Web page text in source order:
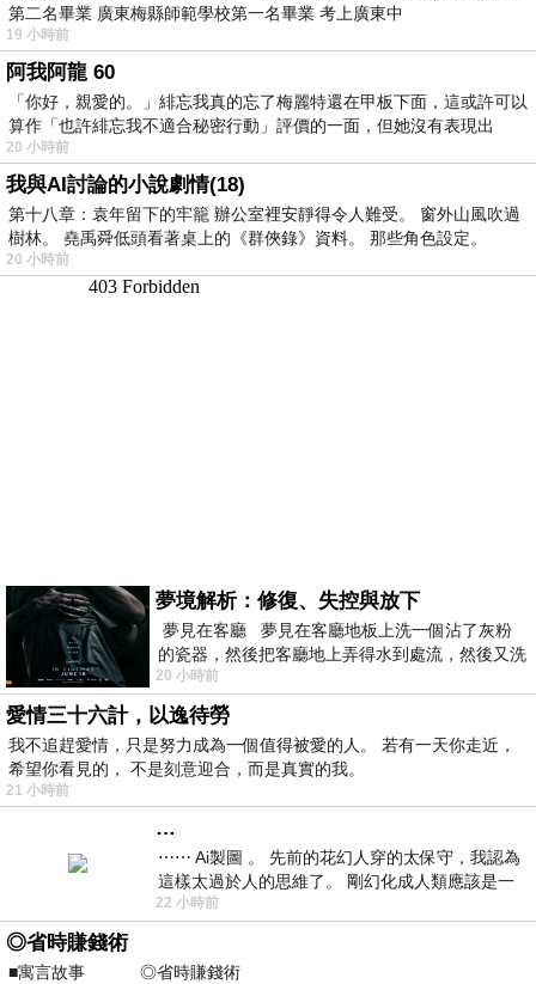
第二名畢業 廣東梅縣師範學校第一名畢業 考上廣東中
19 小時前
阿我阿龍 60
「你好，親愛的。」緋忘我真的忘了梅麗特還在甲板下面，這或許可以
算作「也許緋忘我不適合秘密行動」評價的一面，但她沒有表現出
20 小時前
我與AI討論的小說劇情(18)
第十八章：袁年留下的牢籠 辦公室裡安靜得令人難受。 窗外山風吹過
樹林。 堯禹舜低頭看著桌上的《群俠錄》資料。 那些角色設定。
20 小時前
夢境解析：修復、失控與放下
夢見在客廳 夢見在客廳地板上洗一個沾了灰粉
的瓷器，然後把客廳地上弄得水到處流，然後又洗
一頂棒球潮帽，後來發現帽
20 小時前
愛情三十六計，以逸待勞
我不追趕愛情，只是努力成為一個值得被愛的人。 若有一天你走近，
希望你看見的， 不是刻意迎合，而是真實的我。
21 小時前
…
⋯⋯ Ai製圖 。 先前的花幻人穿的太保守，我認為
這樣太過於人的思維了。 剛幻化成人類應該是一
絲不掛吧？ 當然這樣是創不出
22 小時前
◎省時賺錢術
■寓言故事 ◎省時賺錢術